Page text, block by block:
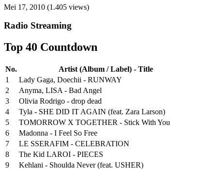
Mei 17, 2010 (1.405 views)
Radio Streaming
Top 40 Countdown
No.
Artist (Album / Label) - Title
1
Lady Gaga, Doechii - RUNWAY
2
Anyma, LISA - Bad Angel
3
Olivia Rodrigo - drop dead
4
Tyla - SHE DID IT AGAIN (feat. Zara Larson)
5
TOMORROW X TOGETHER - Stick With You
6
Madonna - I Feel So Free
7
LE SSERAFIM - CELEBRATION
8
The Kid LAROI - PIECES
9
Kehlani - Shoulda Never (feat. USHER)